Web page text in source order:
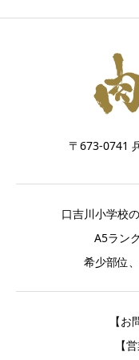
〒673-0741
口吉川小学校
A5ラン
希少部位
【
【